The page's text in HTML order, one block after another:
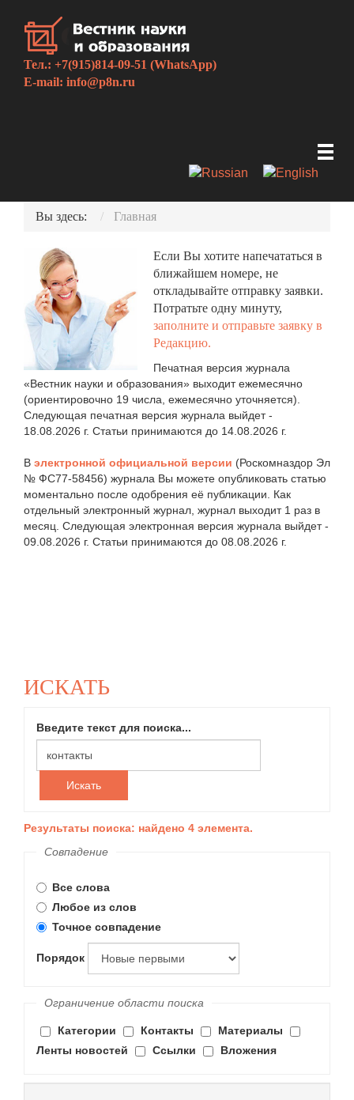
Тел.: +7(915)814-09-51 (WhatsApp)
E-mail: info@p8n.ru
Вы здесь: Главная
Если Вы хотите напечататься в
ближайшем номере, не
откладывайте отправку заявки.
Потратьте одну минуту,
заполните и отправьте заявку в
Редакцию.
Печатная версия журнала
«Вестник науки и образования» выходит ежемесячно
(ориентировочно 19 числа, ежемесячно уточняется).
Следующая печатная версия журнала выйдет -
18.08.2026 г. Статьи принимаются до 14.08.2026 г.
В электронной официальной версии (Роскомназдор Эл
№ ФС77-58456) журнала Вы можете опубликовать статью
моментально после одобрения её публикации. Как
отдельный электронный журнал, журнал выходит 1 раз в
месяц. Следующая электронная версия журнала выйдет -
09.08.2026 г. Статьи принимаются до 08.08.2026 г.
ИСКАТЬ
Введите текст для поиска...
Искать
Результаты поиска: найдено 4 элемента.
Совпадение
Все слова
Любое из слов
Точное совпадение
Порядок
Ограничение области поиска
Категории Контакты
Материалы
Ленты новостей
Ссылки Вложения